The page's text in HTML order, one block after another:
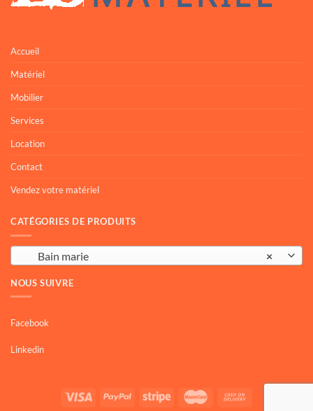
Accueil
Matériel
Mobilier
Services
Location
Contact
Vendez votre matériel
CATÉGORIES DE PRODUITS
×
Bain marie
NOUS SUIVRE
Facebook
Linkedin